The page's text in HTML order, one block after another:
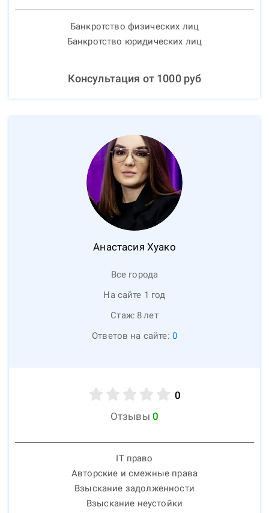
Банкротство физических лиц
Банкротство юридических лиц
Консультация от 1000руб
Анастасия Хуако
Все города
На сайте 1 год
Стаж: 8лет
Ответов на сайте: 0
0
Отзывы 0
IT право
Авторские и смежные права
Взыскание задолженности
Взыскание неустойки